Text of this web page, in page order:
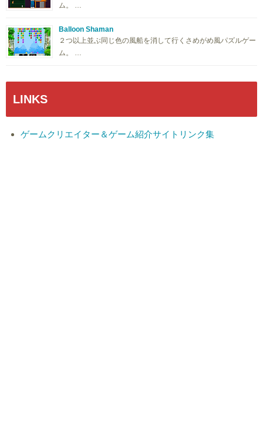
ム。 …
Balloon Shaman
２つ以上並ぶ同じ色の風船を消して行くさめがめ風パズルゲー
ム。 …
LINKS
ゲームクリエイター＆ゲーム紹介サイトリンク集